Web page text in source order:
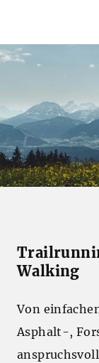
Walking
Von
Asphalt-,